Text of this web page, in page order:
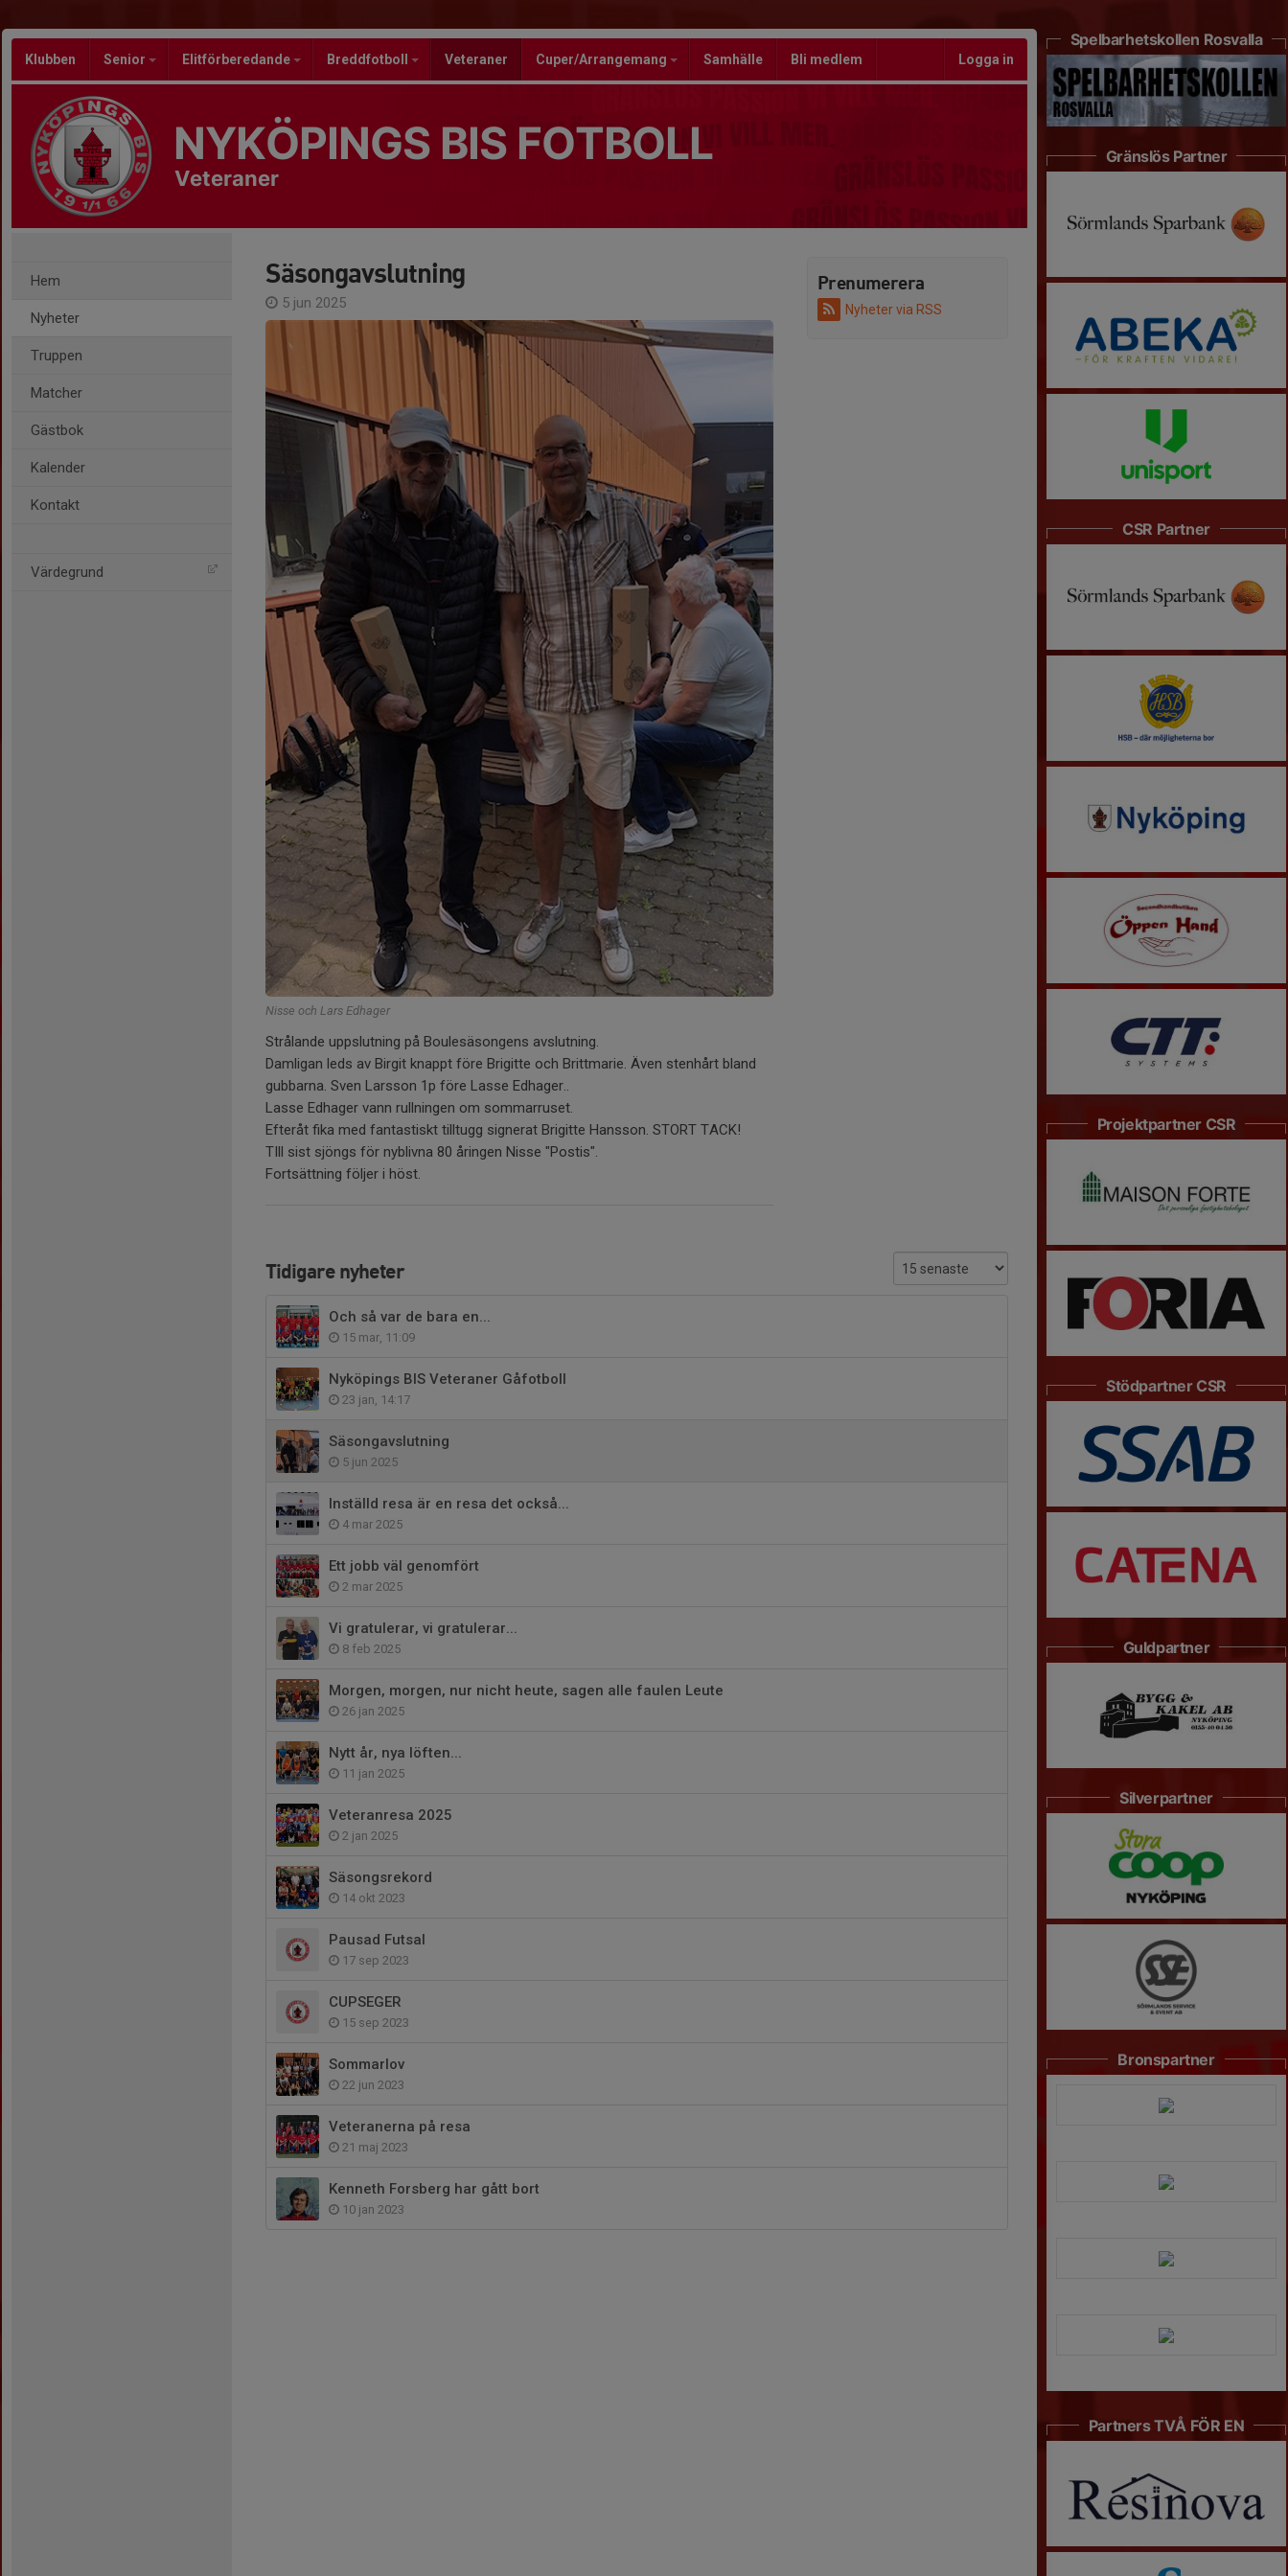
Klubben Senior Elitförberedande Breddfotboll Veteraner Cuper/Arrangemang Samhälle Bli medlem Logga in
NYKÖPINGS BIS FOTBOLL
Veteraner
Hem
Nyheter
Truppen
Matcher
Gästbok
Kalender
Kontakt
Värdegrund
Prenumerera
Nyheter via RSS
Säsongavslutning
5 jun 2025
Nisse och Lars Edhager
Strålande uppslutning på Boulesäsongens avslutning.
Damligan leds av Birgit knappt före Brigitte och Brittmarie. Även stenhårt bland
gubbarna. Sven Larsson 1p före Lasse Edhager..
Lasse Edhager vann rullningen om sommarruset.
Efteråt fika med fantastiskt tilltugg signerat Brigitte Hansson. STORT TACK!
TIll sist sjöngs för nyblivna 80 åringen Nisse "Postis".
Fortsättning följer i höst.
Tidigare nyheter
Och så var de bara en...
15 mar, 11:09
Nyköpings BIS Veteraner Gåfotboll
23 jan, 14:17
Säsongavslutning
5 jun 2025
Inställd resa är en resa det också...
4 mar 2025
Ett jobb väl genomfört
2 mar 2025
Vi gratulerar, vi gratulerar...
8 feb 2025
Morgen, morgen, nur nicht heute, sagen alle faulen Leute
26 jan 2025
Nytt år, nya löften...
11 jan 2025
Veteranresa 2025
2 jan 2025
Säsongsrekord
14 okt 2023
Pausad Futsal
17 sep 2023
CUPSEGER
15 sep 2023
Sommarlov
22 jun 2023
Veteranerna på resa
21 maj 2023
Kenneth Forsberg har gått bort
10 jan 2023
Spelbarhetskollen Rosvalla
Gränslös Partner
CSR Partner
Projektpartner CSR
Stödpartner CSR
Guldpartner
Silverpartner
Bronspartner
Partners TVÅ FÖR EN